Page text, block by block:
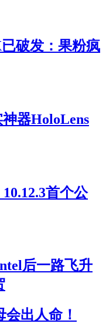
破发：果粉疯
器HoloLens
首个公
后一路飞升
出人命！